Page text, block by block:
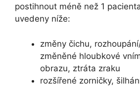
postihnout méně než 1
uvedeny níže:
změny čichu,
změněné hloubkové
obrazu, ztráta zraku
rozšířené zorničky,